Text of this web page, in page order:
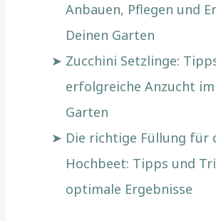
Anbauen, Pflegen und
Deinen Garten
Zucchini Setzlinge:
erfolgreiche Anzucht
Garten
Die richtige Füllung für
Hochbeet: Tipps und
optimale Ergebnisse